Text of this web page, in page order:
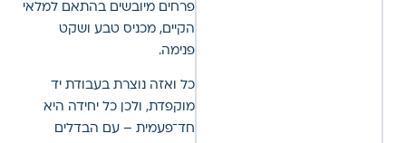
פרחים מיובשים בהתאם למלאי
הקיים, מכניס טבע ושקט
פנימה.
כל ואזה נוצרת בעבודת יד
מוקפדת, ולכן כל יחידה היא
חד־פעמית – עם הבדלים